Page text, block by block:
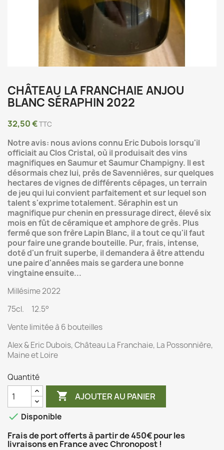
CHÂTEAU LA FRANCHAIE ANJOU
BLANC SÉRAPHIN 2022
32,50 €TTC
Notre avis: nous avions connu Eric Dubois lorsqu'il
officiait au Clos Cristal, où il produisait des vins
magnifiques en Saumur et Saumur Champigny. Il est
désormais chez lui, près de Savennières, sur quelques
hectares de vignes de différents cépages, un terrain
de jeu qui lui convient parfaitement et sur lequel son
talent s'exprime totalement. Séraphin est un
magnifique pur chenin en pressurage direct, élevé six
mois en fût de céramique et amphore de grès. Plus
fermé que son frère Lapin Blanc, il a tout ce qu'il faut
pour faire une grande bouteille. Pur, frais, intense,
doté d'un fruit superbe, il demandera à être attendu
une paire d'années mais se gardera une bonne
vingtaine ensuite...
Millésime 2022
75cl. 12.5°
Vente limitée à 6 bouteilles
Alex & Eric Dubois, Château La Franchaie, La Possonnière,
Maine et Loire
Quantité
 AJOUTER AU PANIER
 Disponible
Frais de port offerts à partir de 450€ pour les
livraisons en France avec Chronopost !